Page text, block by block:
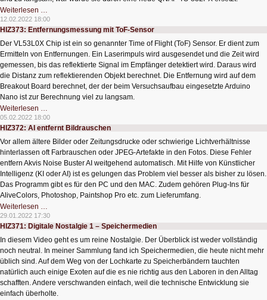
Weiterlesen …
Sichere
Daten
im
12.02.2022 18:00
HIZ373: Entfernungsmessung mit ToF-Sensor
Der VL53L0X Chip ist ein so genannter Time of Flight (ToF) Sensor. Er dient zum
Ermitteln von Entfernungen. Ein Laserimpuls wird ausgesendet und die Zeit wird
gemessen, bis das reflektierte Signal im Empfänger detektiert wird. Daraus wird
die Distanz zum reflektierenden Objekt berechnet. Die Entfernung wird auf dem
Breakout Board berechnet, der der beim Versuchsaufbau eingesetzte Arduino
Nano ist zur Berechnung viel zu langsam.
Weiterlesen …
Entfernungsmessung
mit
ToF-
05.02.2022 18:00
HIZ372: AI entfernt Bildrauschen
Vor allem ältere Bilder oder Zeitungsdrucke oder schwierige Lichtverhältnisse
hinterlassen oft Farbrauschen oder JPEG-Artefakte in den Fotos. Diese Fehler
entfern Akvis Noise Buster AI weitgehend automatisch. Mit Hilfe von Künstlicher
Intelligenz (KI oder AI) ist es gelungen das Problem viel besser als bisher zu lösen.
Das Programm gibt es für den PC und den MAC. Zudem gehören Plug-Ins für
AliveColors, Photoshop, Paintshop Pro etc. zum Lieferumfang.
Weiterlesen …
AI
entfernt
Bildrauschen
29.01.2022 17:30
HIZ371: Digitale Nostalgie 1 – Speichermedien
In diesem Video geht es um reine Nostalgie. Der Überblick ist weder vollständig
noch neutral. In meiner Sammlung fand ich Speichermedien, die heute nicht mehr
üblich sind. Auf dem Weg von der Lochkarte zu Speicherbändern tauchten
natürlich auch einige Exoten auf die es nie richtig aus den Laboren in den Alltag
schafften. Andere verschwanden einfach, weil die technische Entwicklung sie
einfach überholte.